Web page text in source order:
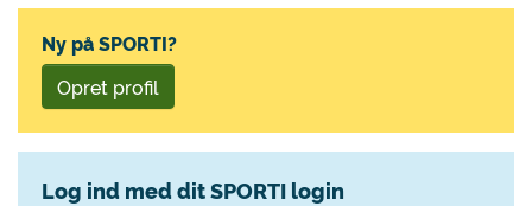
Ny på SPORTI?
Opret profil
Log ind med dit SPORTI login